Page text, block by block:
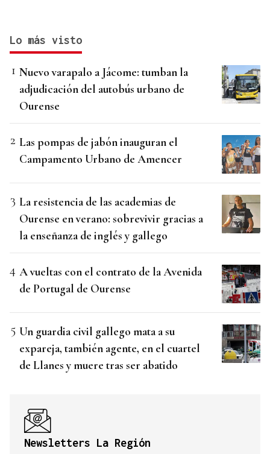
Lo más visto
Nuevo varapalo a Jácome: tumban la
adjudicación del autobús urbano de
Ourense
Las pompas de jabón inauguran el
Campamento Urbano de Amencer
La resistencia de las academias de
Ourense en verano: sobrevivir gracias a
la enseñanza de inglés y gallego
A vueltas con el contrato de la Avenida
de Portugal de Ourense
Un guardia civil gallego mata a su
expareja, también agente, en el cuartel
de Llanes y muere tras ser abatido
Newsletters La Región